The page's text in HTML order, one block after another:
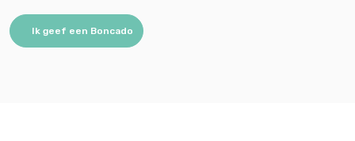
Ik geef een Boncado